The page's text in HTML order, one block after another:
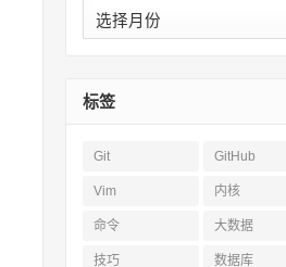
文
章
标签
Git GitHub
Vim 内核
命令 大数据
技巧 数据库